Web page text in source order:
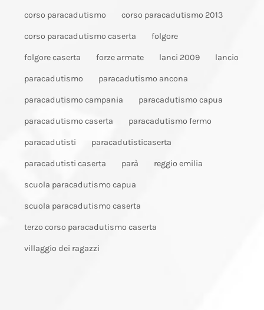
corso paracadutismo corso paracadutismo 2013
corso paracadutismo caserta folgore
folgore caserta forze armate lanci 2009 lancio
paracadutismo paracadutismo ancona
paracadutismo campania paracadutismo capua
paracadutismo caserta paracadutismo fermo
paracadutisti paracadutisticaserta
paracadutisti caserta parà reggio emilia
scuola paracadutismo capua
scuola paracadutismo caserta
terzo corso paracadutismo caserta
villaggio dei ragazzi